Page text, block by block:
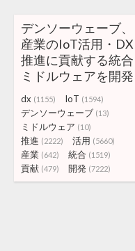
デンソーウェーブ、
産業のIoT活用・DX
推進に貢献する統合
ミドルウェアを開発
dx (1155) IoT (1594)
デンソーウェーブ (13)
ミドルウェア (10)
推進 (2222) 活用 (5660)
産業 (642) 統合 (1519)
貢献 (479) 開発 (7222)